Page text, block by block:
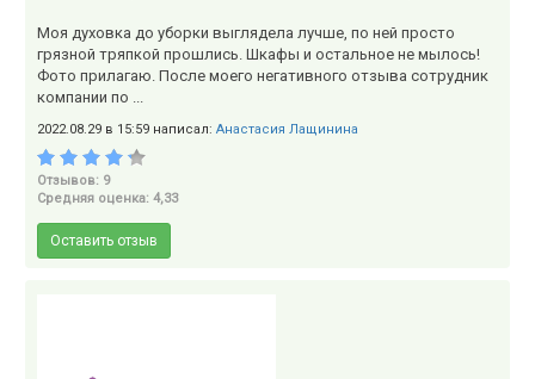
Моя духовка до уборки выглядела лучше, по ней просто
грязной тряпкой прошлись. Шкафы и остальное не мылось!
Фото прилагаю. После моего негативного отзыва сотрудник
компании по ...
2022.08.29 в 15:59 написал: Анастасия Лащинина
Отзывов: 9
Средняя оценка: 4,33
Оставить отзыв